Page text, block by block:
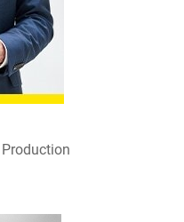
Production